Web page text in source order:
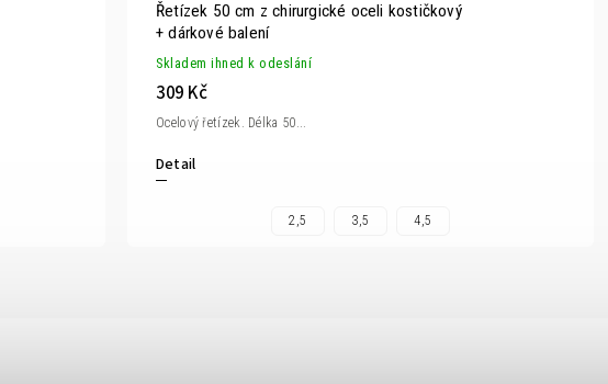
Řetízek 50 cm z chirurgické oceli kostičkový
+ dárkové balení
Skladem ihned k odeslání
309 Kč
Detail
Ocelový řetízek. Délka 50...
2,5 3,5 4,5